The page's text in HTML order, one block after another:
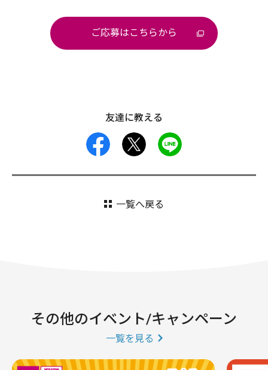
ご応募はこちらから
友達に教える
facebook
一覧へ戻る
その他のイベント/キャンペーン
一覧を見る